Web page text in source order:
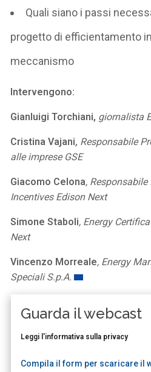
Quali siano i passi
progetto di efficientamento
meccanismo
Intervengono:
Gianluigi Torchiani, giornalista
Cristina Vajani, Responsabile
alle imprese GSE
Giacomo Celona,
Incentives Edison Next
Simone Staboli, Energy
Next
Vincenzo Morreale, Energy
Speciali S.p.A.
Guarda il webcast
Leggi l'informativa sulla privacy
Compila il form per scaricare il